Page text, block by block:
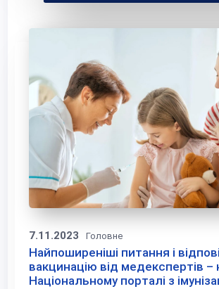
7.11.2023 Головне
Найпоширеніші питання і
вакцинацію від медекспертів –
Національному порталі з